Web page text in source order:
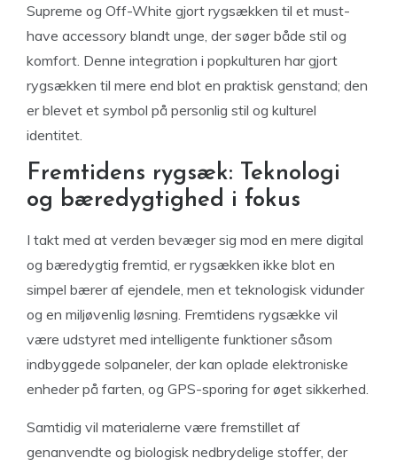
Supreme og Off-White gjort rygsækken til et must-
have accessory blandt unge, der søger både stil og
komfort. Denne integration i popkulturen har gjort
rygsækken til mere end blot en praktisk genstand; den
er blevet et symbol på personlig stil og kulturel
identitet.
Fremtidens rygsæk: Teknologi
og bæredygtighed i fokus
I takt med at verden bevæger sig mod en mere digital
og bæredygtig fremtid, er rygsækken ikke blot en
simpel bærer af ejendele, men et teknologisk vidunder
og en miljøvenlig løsning. Fremtidens rygsække vil
være udstyret med intelligente funktioner såsom
indbyggede solpaneler, der kan oplade elektroniske
enheder på farten, og GPS-sporing for øget sikkerhed.
Samtidig vil materialerne være fremstillet af
genanvendte og biologisk nedbrydelige stoffer, der